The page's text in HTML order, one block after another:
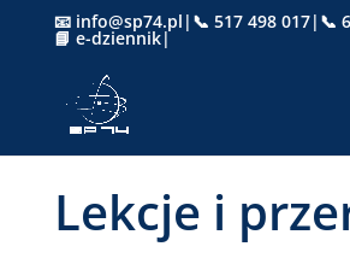
📧 info@sp74.pl | 📞 517 498 017| 📞
📘 e-dziennik|
Lekcje i